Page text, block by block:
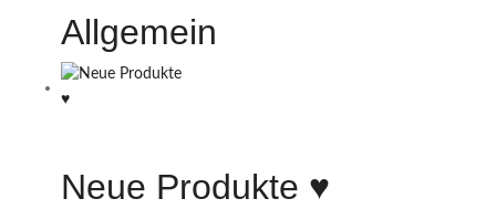
Allgemein
Neue Produkte ♥️